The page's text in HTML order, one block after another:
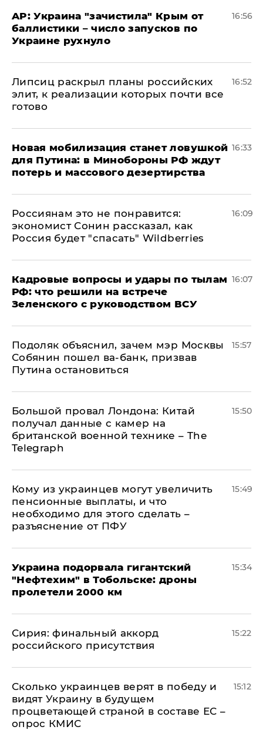
AP: Украина "зачистила" Крым от
баллистики – число запусков по
Украине рухнуло
16:56
Липсиц раскрыл планы российских
элит, к реализации которых почти все
готово
16:52
​Новая мобилизация станет ловушкой
для Путина: в Минобороны РФ ждут
потерь и массового дезертирства
16:33
Россиянам это не понравится:
экономист Сонин рассказал, как
Россия будет "спасать" Wildberries
16:09
Кадровые вопросы и удары по тылам
РФ: что решили на встрече
Зеленского с руководством ВСУ
16:07
Подоляк объяснил, зачем мэр Москвы
Собянин пошел ва-банк, призвав
Путина остановиться
15:57
Большой провал Лондона: Китай
получал данные с камер на
британской военной технике – The
Telegraph
15:50
Кому из украинцев могут увеличить
пенсионные выплаты, и что
необходимо для этого сделать –
разъяснение от ПФУ
15:49
Украина подорвала гигантский
"Нефтехим" в Тобольске: дроны
пролетели 2000 км
15:34
​Сирия: финальный аккорд
российского присутствия
15:22
Сколько украинцев верят в победу и
видят Украину в будущем
процветающей страной в составе ЕС –
опрос КМИС
15:12